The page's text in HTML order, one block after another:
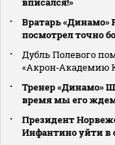
Вратарь «Динамо»
посмотрел точно
Дубль Полевого
«Акрон‑Академию
Тренер «Динамо»
время мы его
Президент
Инфантино уйти в